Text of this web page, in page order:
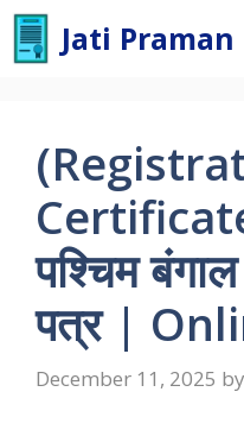
Skip
content
Jati Praman
पश्चिम
पत्र |
December 11, 2025 by